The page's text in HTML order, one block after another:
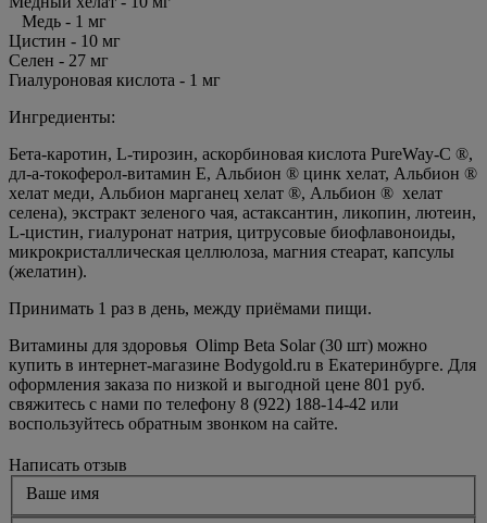
Медь - 1 мг
Цистин - 10 мг
Селен - 27 мг
Гиалуроновая кислота - 1 мг
Ингредиенты:
Бета-каротин, L-тирозин, аскорбиновая кислота PureWay-C ®,
дл-а-токоферол-витамин Е, Альбион ® цинк хелат, Альбион ®
хелат меди, Альбион марганец хелат ®, Альбион ® хелат
селена), экстракт зеленого чая, астаксантин, ликопин, лютеин,
L-цистин, гиалуронат натрия, цитрусовые биофлавоноиды,
микрокристаллическая целлюлоза, магния стеарат, капсулы
(желатин).
Принимать 1 раз в день, между приёмами пищи.
Витамины для здоровья Olimp Beta Solar (30 шт) можно
купить в интернет-магазине Bodygold.ru в Екатеринбурге. Для
оформления заказа по низкой и выгодной цене 801 руб.
свяжитесь с нами по телефону 8 (922) 188-14-42 или
воспользуйтесь обратным звонком на сайте.
Написать отзыв
Ваше имя